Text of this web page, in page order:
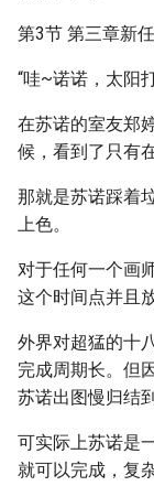
第3节 第三章新
“哇~诺诺，太阳
在苏诺的室友郑
候，看到了只有
那就是苏诺踩着
上色。
对于任何一个画
这个时间点并且
外界对超猛的十
完成周期长。但
苏诺出图慢归结
可实际上苏诺是
就可以完成，复